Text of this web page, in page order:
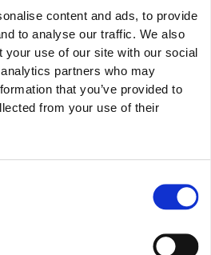
content and ads, to provide
to analyse our traffic. We also
your use of our site with our social
partners who may
that you’ve provided to
from your use of their
από ζεστά
στο τζάκι, μουσική και βέβαια
φτιαγμένες όλες ανεξαιρέτως
στην Κύπρο.